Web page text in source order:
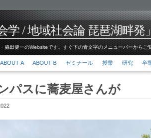
学 / 地域社会論 琵琶湖畔発
脇田健一のWebsiteです。すぐ下の青文字のメニューバーから
ABOUT-A ABOUT-B ゼミナール 授業 研究 卒
パスに蕎麦屋さんが